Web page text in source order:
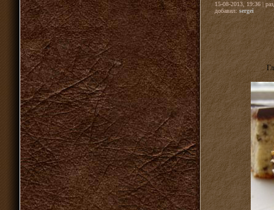
15-08-2013, 19:36 |
добавил: sergei